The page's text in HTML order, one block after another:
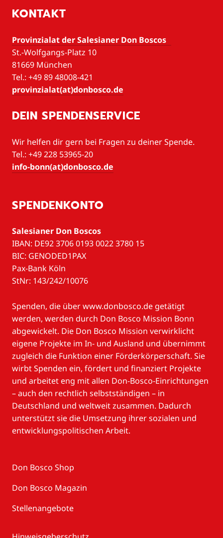
KONTAKT
Provinzialat der Salesianer Don Boscos
St.-Wolfgangs-Platz 10
81669 München
Tel.: +49 89 48008-421
provinzialat(at)donbosco.de
DEIN SPENDENSERVICE
Wir helfen dir gern bei Fragen zu deiner Spende.
Tel.: +49 228 53965-20
info-bonn(at)donbosco.de
SPENDENKONTO
Salesianer Don Boscos
IBAN: DE92 3706 0193 0022 3780 15
BIC: GENODED1PAX
Pax-Bank Köln
StNr: 143/242/10076
Spenden, die über www.donbosco.de getätigt
werden, werden durch Don Bosco Mission Bonn
abgewickelt. Die Don Bosco Mission verwirklicht
eigene Projekte im In- und Ausland und übernimmt
zugleich die Funktion einer Förderkörperschaft. Sie
wirbt Spenden ein, fördert und finanziert Projekte
und arbeitet eng mit allen Don-Bosco-Einrichtungen
– auch den rechtlich selbstständigen – in
Deutschland und weltweit zusammen. Dadurch
unterstützt sie die Umsetzung ihrer sozialen und
entwicklungspolitischen Arbeit.
Don Bosco Shop
Don Bosco Magazin
Stellenangebote